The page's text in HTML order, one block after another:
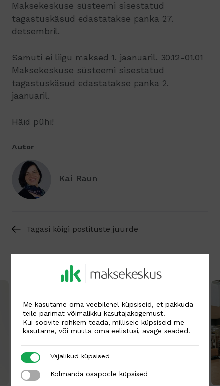
Maksekeskuse süsteemi sisestatud
tagastuskäsud edastatakse panka 27.
detsembril.
Samuti ei liigu maksed 1. jaanuaril. 30.12-01.01
Maksekeskuse süsteemi sisestatud
tagastuskäsud edastatakse panka 2.
jaanuaril.
Häid pühi!
Autor
Kai Raun
Tagasi kõigi postituste juurde
Seotud postitused
Me kasutame oma veebilehel küpsiseid, et pakkuda
teile parimat võimalikku kasutajakogemust.
Kui soovite rohkem teada, milliseid küpsiseid me
kasutame, või muuta oma eelistusi, avageseaded.
Vajalikud küpsised
Vajalikud küpsised
Kolmanda osapoole küpsised
Kolmanda osapoole küpsised